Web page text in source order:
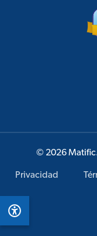
© 2026
Privacidad